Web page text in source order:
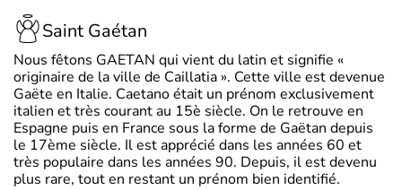
Saint Gaétan
Nous fêtons GAETAN qui vient du latin et signifie «
originaire de la ville de Caillatia ». Cette ville est devenue
Gaëte en Italie. Caetano était un prénom exclusivement
italien et très courant au 15è siècle. On le retrouve en
Espagne puis en France sous la forme de Gaëtan depuis
le 17ème siècle. Il est apprécié dans les années 60 et
très populaire dans les années 90. Depuis, il est devenu
plus rare, tout en restant un prénom bien identifié.